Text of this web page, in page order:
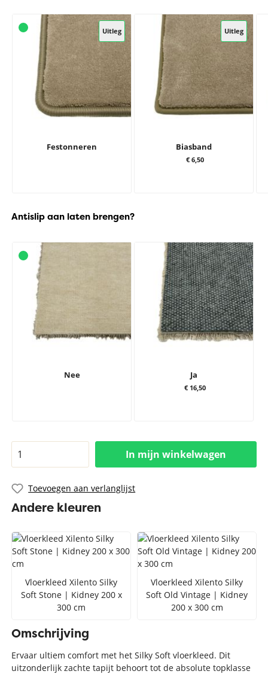
Uitleg
Festonneren
Uitleg
Biasband
€ 6,50
Antislip aan laten brengen?
Nee Ja
€ 16,50
In mijn winkelwagen
Toevoegen aan verlanglijst
Andere kleuren
Vloerkleed Xilento Silky
Soft Stone | Kidney 200 x
300 cm
Vloerkleed Xilento Silky
Soft Old Vintage | Kidney
200 x 300 cm
Omschrijving
Ervaar ultiem comfort met het Silky Soft vloerkleed. Dit
uitzonderlijk zachte tapijt behoort tot de absolute topklasse